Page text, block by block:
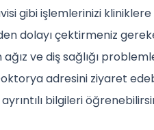
gibi işlemlerinizi
dolayı çektirmeniz
ağız ve diş sağlığı
adresini ziyaret
bilgileri